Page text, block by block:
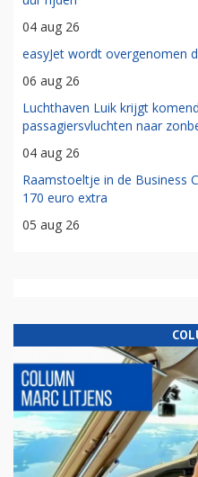
04 aug 26
easyJet wordt overgenomen
06 aug 26
Luchthaven Luik krijgt
passagiersvluchten naar
04 aug 26
Raamstoeltje in de Business
170 euro extra
05 aug 26